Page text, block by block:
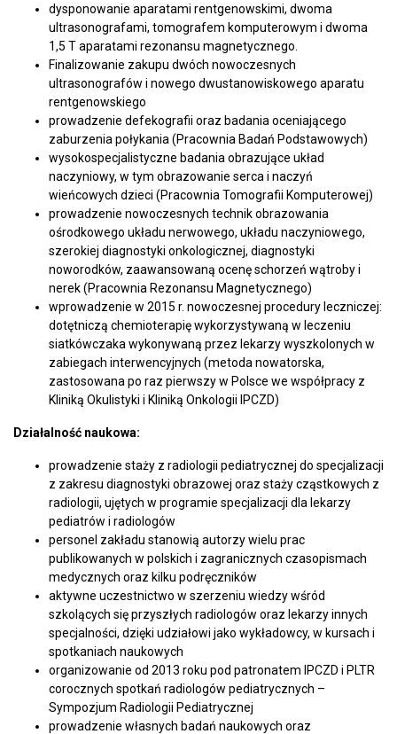
dysponowanie aparatami rentgenowskimi, dwoma
ultrasonografami, tomografem komputerowym i dwoma
1,5 T aparatami rezonansu magnetycznego.
Finalizowanie zakupu dwóch nowoczesnych
ultrasonografów i nowego dwustanowiskowego aparatu
rentgenowskiego
prowadzenie defekografii oraz badania oceniającego
zaburzenia połykania (Pracownia Badań Podstawowych)
wysokospecjalistyczne badania obrazujące układ
naczyniowy, w tym obrazowanie serca i naczyń
wieńcowych dzieci (Pracownia Tomografii Komputerowej)
prowadzenie nowoczesnych technik obrazowania
ośrodkowego układu nerwowego, układu naczyniowego,
szerokiej diagnostyki onkologicznej, diagnostyki
noworodków, zaawansowaną ocenę schorzeń wątroby i
nerek (Pracownia Rezonansu Magnetycznego)
wprowadzenie w 2015 r. nowoczesnej procedury leczniczej:
dotętniczą chemioterapię wykorzystywaną w leczeniu
siatkówczaka wykonywaną przez lekarzy wyszkolonych w
zabiegach interwencyjnych (metoda nowatorska,
zastosowana po raz pierwszy w Polsce we współpracy z
Kliniką Okulistyki i Kliniką Onkologii IPCZD)
Działalność naukowa:
prowadzenie staży z radiologii pediatrycznej do specjalizacji
z zakresu diagnostyki obrazowej oraz staży cząstkowych z
radiologii, ujętych w programie specjalizacji dla lekarzy
pediatrów i radiologów
personel zakładu stanowią autorzy wielu prac
publikowanych w polskich i zagranicznych czasopismach
medycznych oraz kilku podręczników
aktywne uczestnictwo w szerzeniu wiedzy wśród
szkolących się przyszłych radiologów oraz lekarzy innych
specjalności, dzięki udziałowi jako wykładowcy, w kursach i
spotkaniach naukowych
organizowanie od 2013 roku pod patronatem IPCZD i PLTR
corocznych spotkań radiologów pediatrycznych –
Sympozjum Radiologii Pediatrycznej
prowadzenie własnych badań naukowych oraz